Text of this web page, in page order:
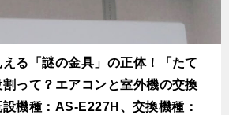
る「謎の金具」の正体！「たて
って？エアコンと室外機の交換
機種：AS-E227H、交換機種：